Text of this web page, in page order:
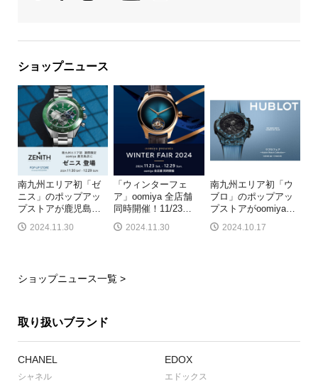
ショップニュース
南九州エリア初「ゼ
ニス」のポップアッ
プストアが鹿児島…
2024.11.30
「ウィンターフェ
ア」oomiya 全店舗
同時開催！11/23…
2024.11.30
南九州エリア初「ウ
ブロ」のポップアッ
プストアがoomiya…
2024.10.17
ショップニュース一覧 >
取り扱いブランド
CHANEL
シャネル
EDOX
エドックス